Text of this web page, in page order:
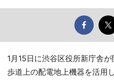
1月15日に渋谷区役所新庁舎が
歩道上の配電地上機器を活用